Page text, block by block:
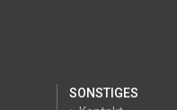
SONSTIGES